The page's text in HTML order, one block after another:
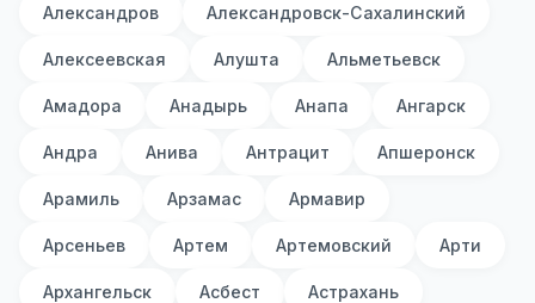
Александров Александровск-Сахалинский
Алексеевская Алушта Альметьевск
Амадора Анадырь Анапа Ангарск
Андра Анива Антрацит Апшеронск
Арамиль Арзамас Армавир
Арсеньев Артем Артемовский Арти
Архангельск Асбест Астрахань